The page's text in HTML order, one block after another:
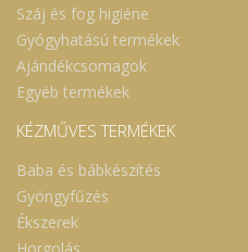
Száj és fog higiéne
Gyógyhatású termékek
Ajándékcsomagok
Egyéb termékek
KÉZMŰVES TERMÉKEK
Baba és bábkészítés
Gyöngyfűzés
Ékszerek